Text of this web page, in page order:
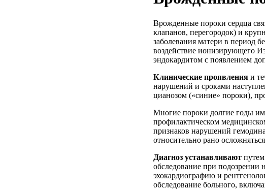
Врожденные пороки сердца
клапанов, перегородок) и
заболевания матери в период
воздействие ионизирующего
эндокардитом с появлением
Клинические проявления и
нарушений и сроками
цианозом («синие» пороки),
Многие пороки долгие годы
профилактическом
признаков нарушений
относительно рано
Диагноз устанавливают
обследование при подозрении
эхокардиографию и
обследование больного,